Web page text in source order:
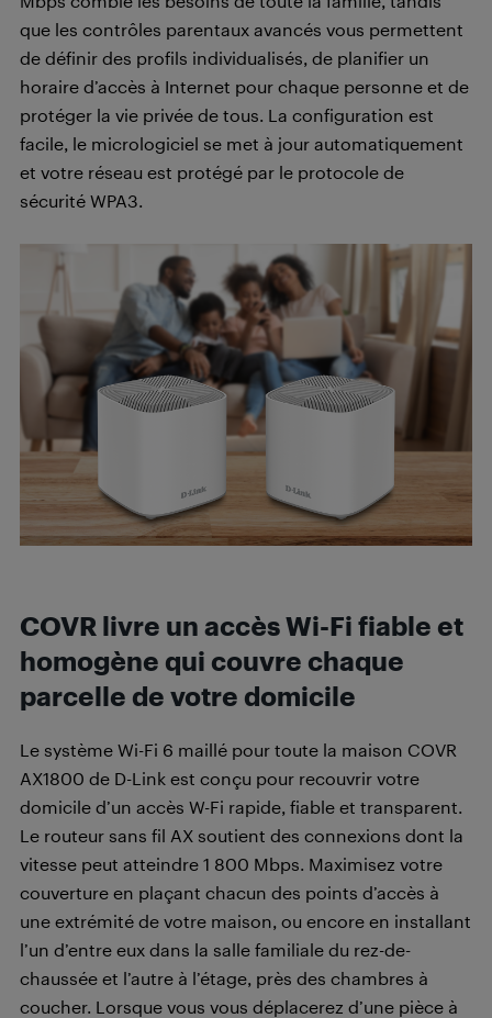
que les contrôles parentaux avancés vous permettent
de définir des profils individualisés, de planifier un
horaire d’accès à Internet pour chaque personne et de
protéger la vie privée de tous. La configuration est
facile, le micrologiciel se met à jour automatiquement
et votre réseau est protégé par le protocole de
sécurité WPA3.
COVR livre un accès Wi-Fi fiable et
homogène qui couvre chaque
parcelle de votre domicile
Le système Wi-Fi 6 maillé pour toute la maison COVR
AX1800 de D-Link est conçu pour recouvrir votre
domicile d’un accès W-Fi rapide, fiable et transparent.
Le routeur sans fil AX soutient des connexions dont la
vitesse peut atteindre 1 800 Mbps. Maximisez votre
couverture en plaçant chacun des points d’accès à
une extrémité de votre maison, ou encore en installant
l’un d’entre eux dans la salle familiale du rez-de-
chaussée et l’autre à l’étage, près des chambres à
coucher. Lorsque vous vous déplacerez d’une pièce à